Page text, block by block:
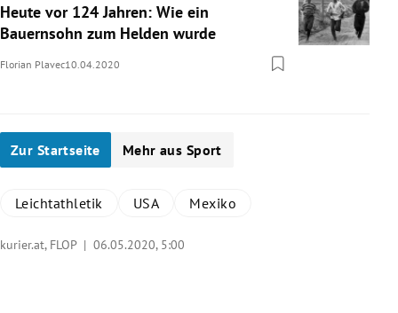
Heute vor 124 Jahren: Wie ein
Bauernsohn zum Helden wurde
Florian Plavec10.04.2020
Zur Startseite Mehr aus Sport
Leichtathletik USA Mexiko
kurier.at, FLOP | 06.05.2020, 5:00